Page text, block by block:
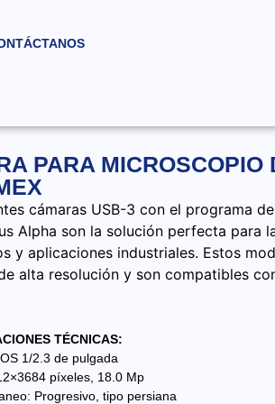
PARA MICROSCOPIO
cámaras USB-3 con el programa
Alpha son la solución perfecta para
y aplicaciones industriales. Estos
alta resolución y son compatibles
TÉCNICAS:
1/2.3 de pulgada
píxeles, 18.0 Mp
Progresivo, tipo persiana